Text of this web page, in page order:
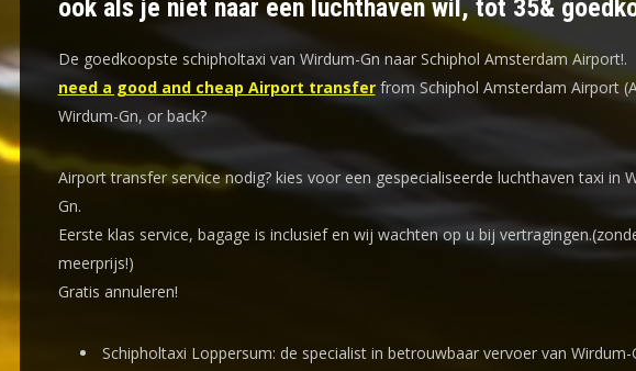
ook als je niet naar een luchthaven wil, tot 35&
De goedkoopste schipholtaxi van Wirdum-Gn naar Schiphol Amsterdam Airport!.
need a good and cheap Airport transferfrom Schiphol Amsterdam Airport
Wirdum-Gn, or back?
Airport transfer service nodig? kies voor een gespecialiseerde luchthaven taxi in
Gn.
Eerste klas service, bagage is inclusief en wij wachten op u bij
meerprijs!)
Gratis annuleren!
Schipholtaxi Loppersum: de specialist in betrouwbaar vervoer van Wirdum-